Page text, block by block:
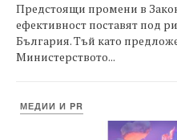
Предстоящи промени в
ефективност поставят под
България. Тъй като
Министерството...
МЕДИИ И PR